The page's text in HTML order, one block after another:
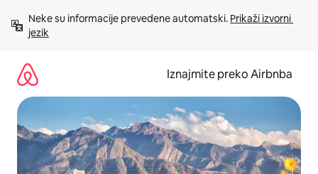
sadržaj
Neke su informacije prevedene automatski. Prikaži izvorni
jezik
Iznajmite preko Airbnba